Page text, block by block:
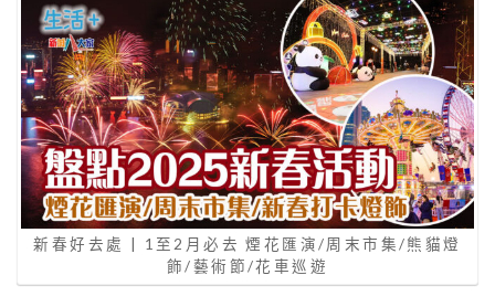
新春好去處 | 1至2月必去 煙花匯演/周末市集/熊貓燈
飾/藝術節/花車巡遊